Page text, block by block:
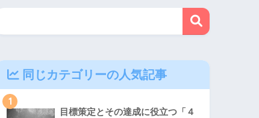
同じカテゴリーの人気記事
1
目標策定とその達成に役立つ「４